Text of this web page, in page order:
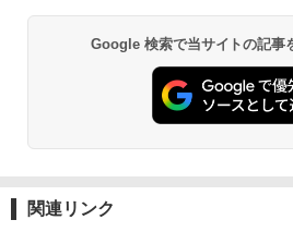
入り ｜ ベアブ
ム・トイ
￥14,500
ル 4色 レンズ
ティンググラス
サバゲーゴーグ
クティカル ボレ
ク エアガン 送
￥594
4
タカラトミー
TAMASHII
ツ ONE PIECE
ード頂上決戦-
BANDAI
30MS SIS-H00
分け済みプラモ
東京マルイ
USP HG 18歳以
￥3,409
4
LOCTITE(ロッ
プレミアム
￥962
Google 検索で当サイトの記事
関連リンク